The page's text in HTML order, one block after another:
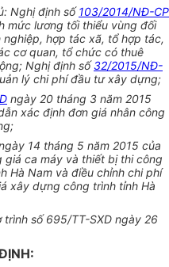
Nghị định số103/2014/NĐ-CP
mức lương tối thiểu vùng đối
hợp tác xã, tổ hợp tác,
cơ quan, tổ chức có thuê
Nghị định số32/2015/NĐ-
lý chi phí đầu tư xây dựng;
ngày 20 tháng 3 năm 2015
xác định đơn giá nhân công
14 tháng 5 năm 2015 của
giá ca máy và thiết bị thi công
Hà Nam và điều chỉnh chi phí
xây dựng công trình tỉnh Hà
số 695/TT-SXD ngày 26